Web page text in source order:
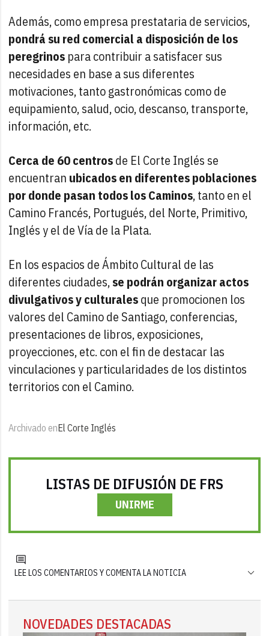
Además, como empresa prestataria de servicios,
pondrá su red comercial a disposición de los
peregrinos para contribuir a satisfacer sus
necesidades en base a sus diferentes
motivaciones, tanto gastronómicas como de
equipamiento, salud, ocio, descanso, transporte,
información, etc.
Cerca de 60 centrosde El Corte Inglés se
encuentran ubicados en diferentes poblaciones
por donde pasan todos los Caminos, tanto en el
Camino Francés, Portugués, del Norte, Primitivo,
Inglés y el de Vía de la Plata.
En los espacios de Ámbito Cultural de las
diferentes ciudades,se podrán organizar actos
divulgativos y culturalesque promocionen los
valores del Camino de Santiago, conferencias,
presentaciones de libros, exposiciones,
proyecciones, etc. con el fin de destacar las
vinculaciones y particularidades de los distintos
territorios con el Camino.
Archivado enEl Corte Inglés
LISTAS DE DIFUSIÓN DE FRS
UNIRME
LEE LOS COMENTARIOS Y COMENTA LA NOTICIA
NOVEDADES DESTACADAS